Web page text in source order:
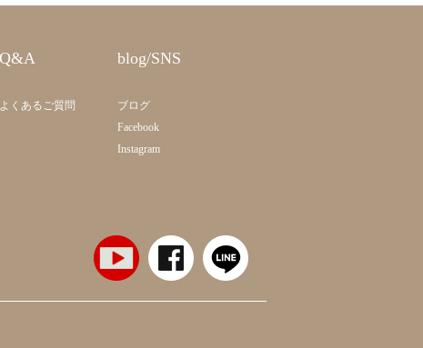
Q&A
よくあるご質問
blog/SNS
ブログ
Facebook
Instagram